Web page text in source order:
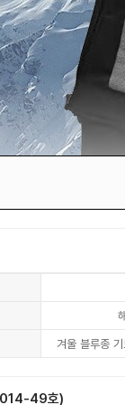
겨울 블루종
49호)